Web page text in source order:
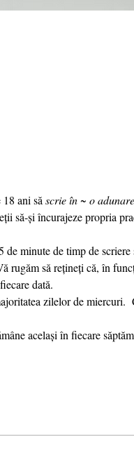
ani să scrie în ~ o
să-și încurajeze propria
rugăm să rețineți că, în
dată.
același în fiecare